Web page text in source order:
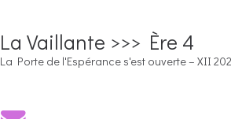
La Vaillante >>> Ère 4
La Porte de l'Espérance s'est ouverte – XII